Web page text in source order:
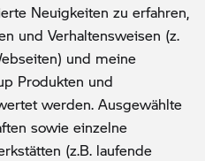
Neuigkeiten zu erfahren,
und Verhaltensweisen (z.
und meine
Produkten und
werden. Ausgewählte
sowie einzelne
(z.B. laufende